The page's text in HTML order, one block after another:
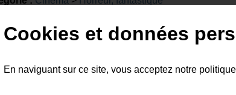
morts-vivants
guaperail y a 14 ans et 5 mois
Cookies et données
En naviguant sur ce site, vous acceptez notre